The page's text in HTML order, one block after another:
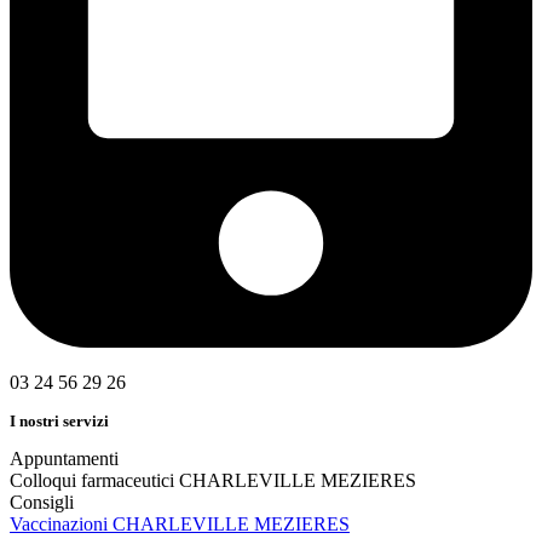
03 24 56 29 26
I nostri servizi
Appuntamenti
Colloqui farmaceutici CHARLEVILLE MEZIERES
Consigli
Vaccinazioni CHARLEVILLE MEZIERES